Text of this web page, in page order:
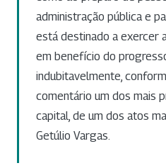
administração pública e
está destinado a exercer
em benefício do
indubitavelmente,
comentário um dos mais
capital, de um dos atos
Getúlio Vargas.